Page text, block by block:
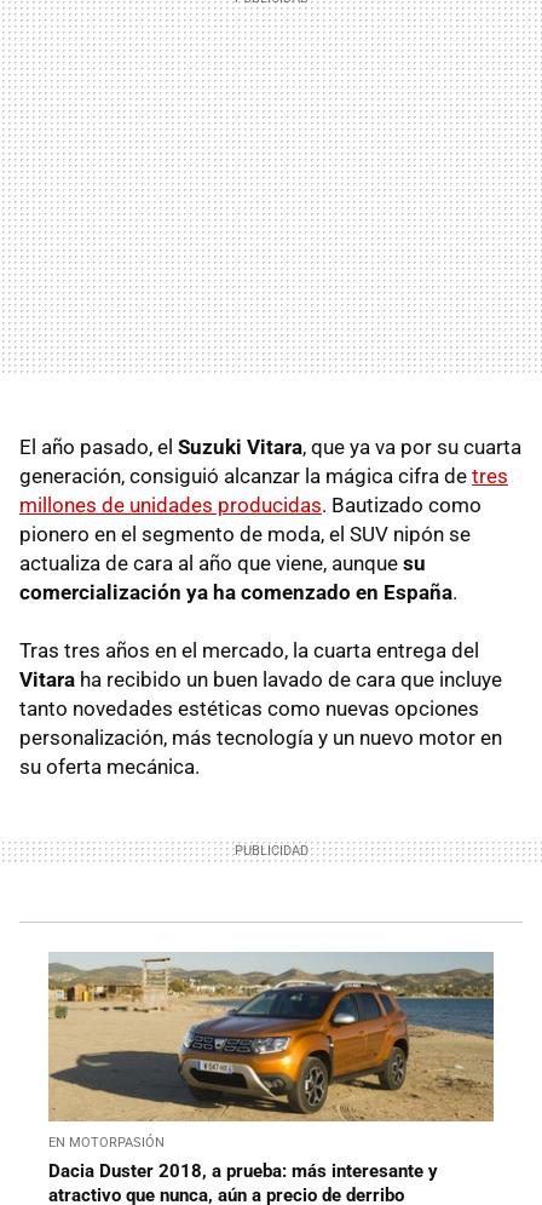
El año pasado, el Suzuki Vitara, que ya va por su cuarta
generación, consiguió alcanzar la mágica cifra de tres
millones de unidades producidas. Bautizado como
pionero en el segmento de moda, el SUV nipón se
actualiza de cara al año que viene, aunque su
comercialización ya ha comenzado en España.
Tras tres años en el mercado, la cuarta entrega del
Vitara ha recibido un buen lavado de cara que incluye
tanto novedades estéticas como nuevas opciones
personalización, más tecnología y un nuevo motor en
su oferta mecánica.
EN MOTORPASIÓN
Dacia Duster 2018, a prueba: más interesante y
atractivo que nunca, aún a precio de derribo